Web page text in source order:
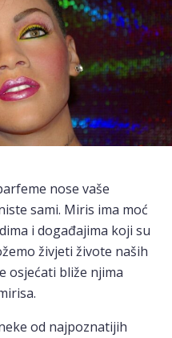
nose vaše
sami. Miris ima moć
i događajima koji su
živjeti živote naših
osjećati bliže njima
od najpoznatijih